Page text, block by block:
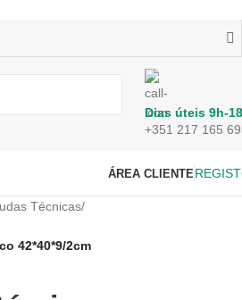
Dias úteis 9h-
+351 217 165
ÁREA CLIENTE
Técnicas/
42*40*9/2cm